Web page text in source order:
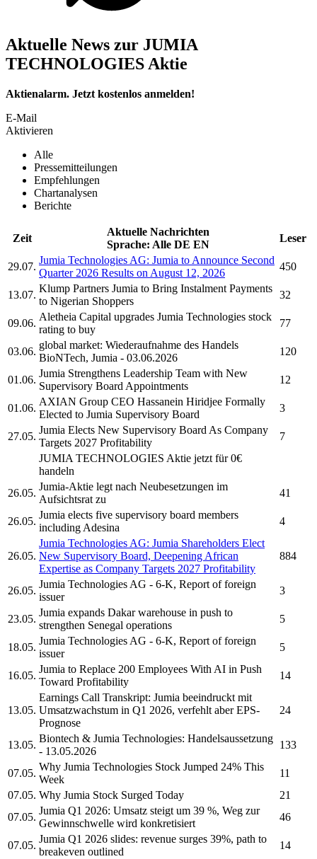
Aktuelle News zur JUMIA
TECHNOLOGIES Aktie
Aktienalarm. Jetzt kostenlos anmelden!
E-Mail
Aktivieren
Alle
Pressemitteilungen
Empfehlungen
Chartanalysen
Berichte
Zeit
Aktuelle Nachrichten
Sprache: Alle DE EN
Leser
29.07.
Jumia Technologies AG: Jumia to Announce Second
Quarter 2026 Results on August 12, 2026
450
13.07.
Klump Partners Jumia to Bring Instalment Payments
to Nigerian Shoppers
32
09.06.
Aletheia Capital upgrades Jumia Technologies stock
rating to buy
77
03.06.
global market: Wiederaufnahme des Handels
BioNTech, Jumia - 03.06.2026
120
01.06.
Jumia Strengthens Leadership Team with New
Supervisory Board Appointments
12
01.06.
AXIAN Group CEO Hassanein Hiridjee Formally
Elected to Jumia Supervisory Board
3
27.05.
Jumia Elects New Supervisory Board As Company
Targets 2027 Profitability
7
JUMIA TECHNOLOGIES Aktie jetzt für 0€
handeln
26.05.
Jumia-Aktie legt nach Neubesetzungen im
Aufsichtsrat zu
41
26.05.
Jumia elects five supervisory board members
including Adesina
4
26.05.
Jumia Technologies AG: Jumia Shareholders Elect
New Supervisory Board, Deepening African
Expertise as Company Targets 2027 Profitability
884
26.05.
Jumia Technologies AG - 6-K, Report of foreign
issuer
3
23.05.
Jumia expands Dakar warehouse in push to
strengthen Senegal operations
5
18.05.
Jumia Technologies AG - 6-K, Report of foreign
issuer
5
16.05.
Jumia to Replace 200 Employees With AI in Push
Toward Profitability
14
13.05.
Earnings Call Transkript: Jumia beeindruckt mit
Umsatzwachstum in Q1 2026, verfehlt aber EPS-
Prognose
24
13.05.
Biontech & Jumia Technologies: Handelsaussetzung
- 13.05.2026
133
07.05.
Why Jumia Technologies Stock Jumped 24% This
Week
11
07.05. Why Jumia Stock Surged Today
21
07.05.
Jumia Q1 2026: Umsatz steigt um 39 %, Weg zur
Gewinnschwelle wird konkretisiert
46
07.05.
Jumia Q1 2026 slides: revenue surges 39%, path to
breakeven outlined
14